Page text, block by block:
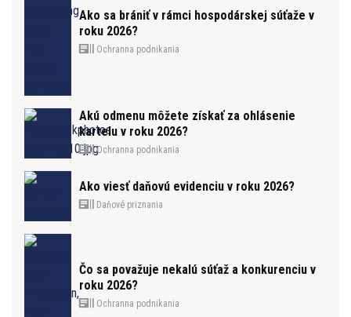
Ako sa brániť v rámci hospodárskej súťaže v
roku 2026?
Ochranna podnikania
Akú odmenu môžete získať za ohlásenie
kartelu v roku 2026?
Ochranna podnikania
Ako viesť daňovú evidenciu v roku 2026?
Daňové priznania
Čo sa považuje nekalú súťaž a konkurenciu v
roku 2026?
Ochranna podnikania